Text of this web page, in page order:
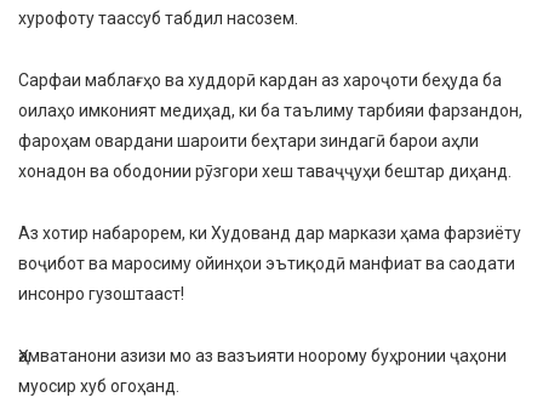
хурофоту таассуб табдил насозем.
Сарфаи маблағҳо ва худдорӣ кардан аз хароҷоти беҳуда ба
оилаҳо имконият медиҳад, ки ба таълиму тарбияи фарзандон,
фароҳам овардани шароити беҳтари зиндагӣ барои аҳли
хонадон ва ободонии рӯзгори хеш таваҷҷуҳи бештар диҳанд.
Аз хотир набарорем, ки Худованд дар маркази ҳама фарзиёту
воҷибот ва маросиму ойинҳои эътиқодӣ манфиат ва саодати
инсонро гузоштааст!
Ҳамватанони азизи мо аз вазъияти ноорому буҳронии ҷаҳони
муосир хуб огоҳанд.